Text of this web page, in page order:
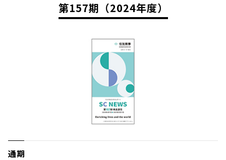
第157期（2024年度）
通期